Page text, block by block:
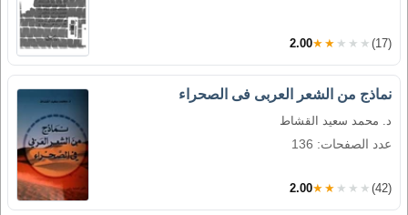
2.00★★★★★ (17)
نماذج من الشعر العربى فى الصحراء
د. محمد سعيد القشاط
عدد الصفحات: 136
2.00★★★★★ (42)